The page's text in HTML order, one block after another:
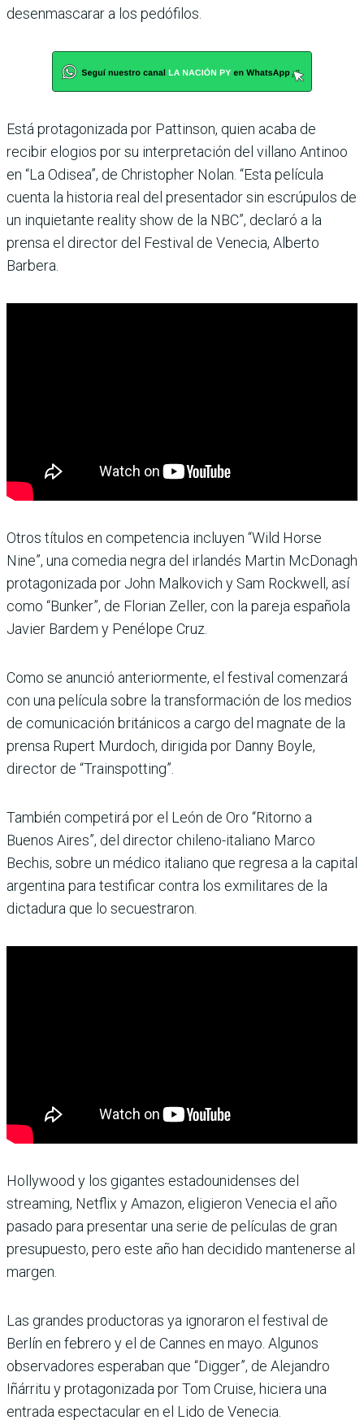
desenmascarar a los pedófilos.
Está protagonizada por Pattinson, quien acaba de
recibir elogios por su interpretación del villano Antinoo
en “La Odisea”, de Christopher Nolan. “Esta película
cuenta la historia real del presentador sin escrúpulos de
un inquietante reality show de la NBC”, declaró a la
prensa el director del Festival de Venecia, Alberto
Barbera.
Otros títulos en competencia incluyen “Wild Horse
Nine”, una comedia negra del irlandés Martin McDonagh
protagonizada por John Malkovich y Sam Rockwell, así
como “Bunker”, de Florian Zeller, con la pareja española
Javier Bardem y Penélope Cruz.
Como se anunció anteriormente, el festival comenzará
con una película sobre la transformación de los medios
de comunicación británicos a cargo del magnate de la
prensa Rupert Murdoch, dirigida por Danny Boyle,
director de “Trainspotting”.
También competirá por el León de Oro “Ritorno a
Buenos Aires”, del director chileno-italiano Marco
Bechis, sobre un médico italiano que regresa a la capital
argentina para testificar contra los exmilitares de la
dictadura que lo secuestraron.
Hollywood y los gigantes estadounidenses del
streaming, Netflix y Amazon, eligieron Venecia el año
pasado para presentar una serie de películas de gran
presupuesto, pero este año han decidido mantenerse al
margen.
Las grandes productoras ya ignoraron el festival de
Berlín en febrero y el de Cannes en mayo. Algunos
observadores esperaban que “Digger”, de Alejandro
Iñárritu y protagonizada por Tom Cruise, hiciera una
entrada espectacular en el Lido de Venecia.